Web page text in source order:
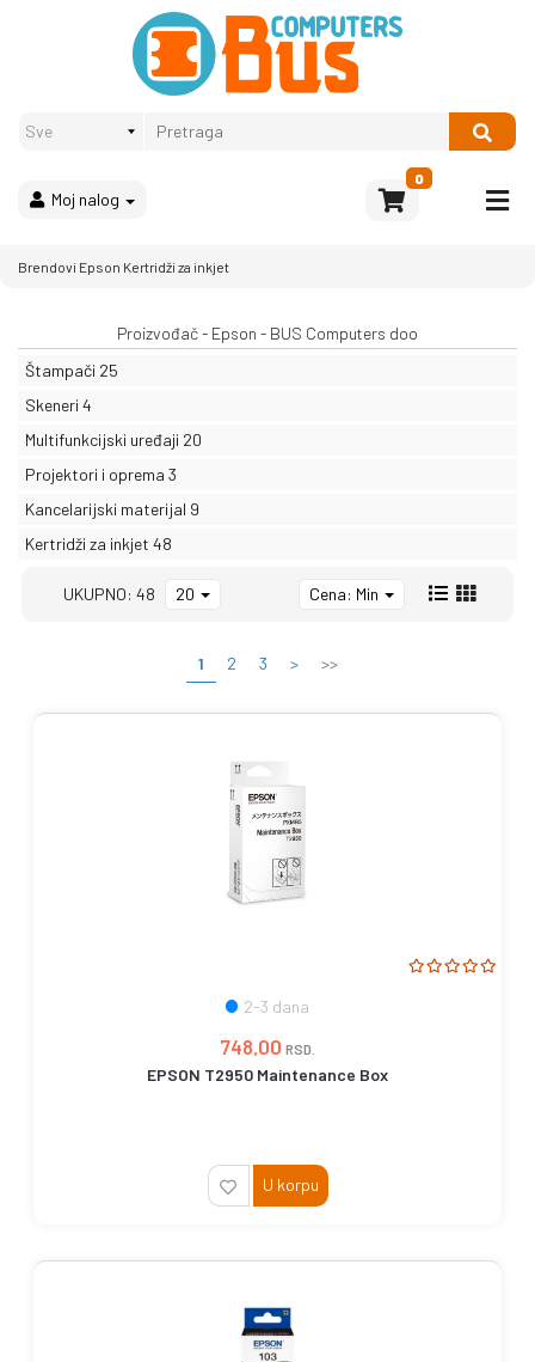
Moj nalog
0
Računari
Bela
Akcija
Rasprodaja
Sve
kategorije
Brendovi Epson Kertridži za inkjet
Proizvođač - Epson - BUS Computers doo
Štampači 25
Skeneri 4
Multifunkcijski uređaji 20
Projektori i oprema 3
Kancelarijski materijal 9
Kertridži za inkjet 48
UKUPNO: 48 20 Cena: Min
1 2 3 > >>
2-3 dana
748,00 RSD.
EPSON T2950 Maintenance Box
U korpu